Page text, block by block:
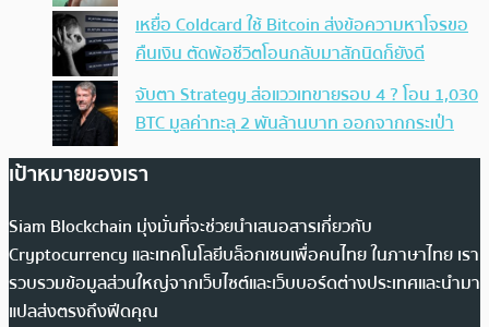
เหยื่อ Coldcard ใช้ Bitcoin ส่งข้อความหาโจรขอ
คืนเงิน ตัดพ้อชีวิตโอนกลับมาสักนิดก็ยังดี
จับตา Strategy ส่อแววเทขายรอบ 4 ? โอน 1,030
BTC มูลค่าทะลุ 2 พันล้านบาท ออกจากกระเป๋า
เป้าหมายของเรา
Siam Blockchain มุ่งมั่นที่จะช่วยนำเสนอสารเกี่ยวกับ
Cryptocurrency และเทคโนโลยีบล็อกเชนเพื่อคนไทย ในภาษาไทย เรา
รวบรวมข้อมูลส่วนใหญ่จากเว็บไซต์และเว็บบอร์ดต่างประเทศและนำมา
แปลส่งตรงถึงฟีดคุณ